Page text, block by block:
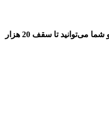
هم اکنون در طرح تخفیف ارغوانی رایتل با فرستادن کلمه “Fidibo” یا “فیدیبو” به شماره 0920920 با شماره رایتل خود، کد تخفیف 35 درصدی خرید از فیدیبو دریافت خواهید کرد و شما می‌توانید تا سقف 20 هزار